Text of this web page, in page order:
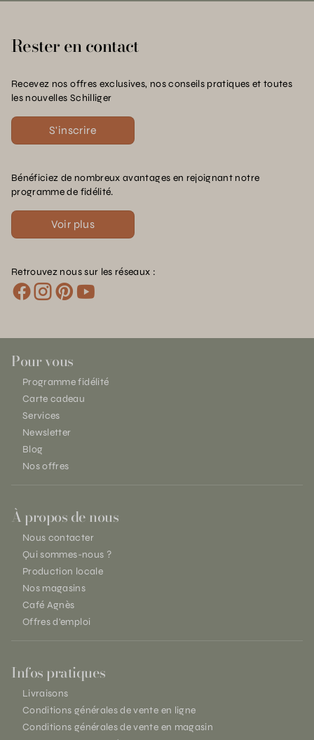
Rester en contact
Recevez nos offres exclusives, nos conseils pratiques et toutes
les nouvelles Schilliger
S'inscrire
Bénéficiez de nombreux avantages en rejoignant notre
programme de fidélité.
Voir plus
Retrouvez nous sur les réseaux :
Pour vous
Programme fidélité
Carte cadeau
Services
Newsletter
Blog
Nos offres
À propos de nous
Nous contacter
Qui sommes-nous ?
Production locale
Nos magasins
Café Agnès
Offres d'emploi
Infos pratiques
Livraisons
Conditions générales de vente en ligne
Conditions générales de vente en magasin